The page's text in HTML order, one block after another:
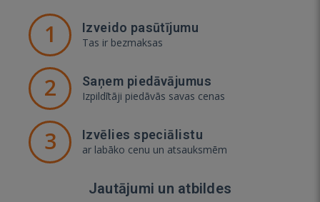
1 Izveido pasūtījumu
Tas ir bezmaksas
2 Saņem piedāvājumus
Izpildītāji piedāvās savas cenas
3 Izvēlies speciālistu
ar labāko cenu un atsauksmēm
Jautājumi un atbildes